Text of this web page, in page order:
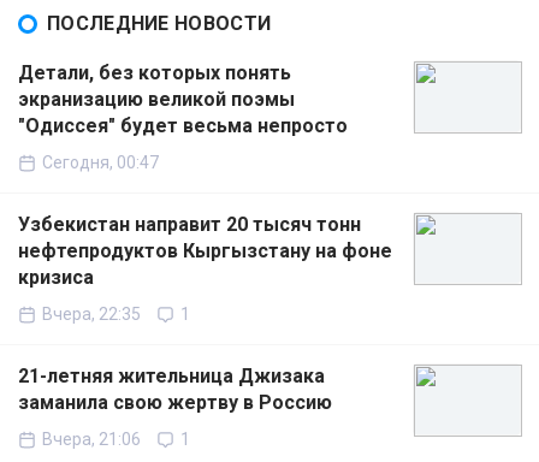
ПОСЛЕДНИЕ НОВОСТИ
Детали, без которых понять
экранизацию великой поэмы
"Одиссея" будет весьма непросто
Сегодня, 00:47
Узбекистан направит 20 тысяч тонн
нефтепродуктов Кыргызстану на фоне
кризиса
Вчера, 22:35 1
21-летняя жительница Джизака
заманила свою жертву в Россию
Вчера, 21:06 1